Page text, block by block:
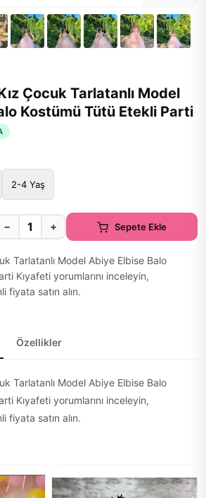
Çocuk Tarlatanlı Model
Kostümü Tütü Etekli Parti
2-4 Yaş
− + Sepete Ekle
Tarlatanlı Model Abiye Elbise Balo
Kıyafeti yorumlarını inceleyin,
fiyata satın alın.
Özellikler
Tarlatanlı Model Abiye Elbise Balo
Kıyafeti yorumlarını inceleyin,
fiyata satın alın.